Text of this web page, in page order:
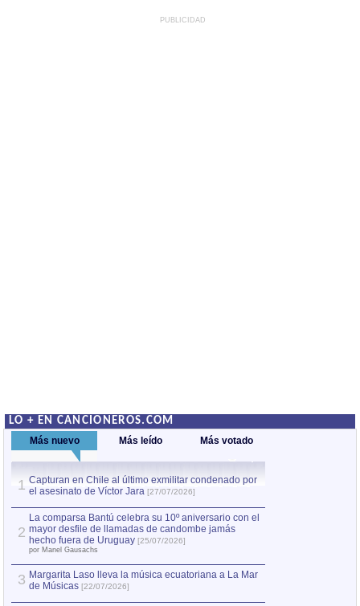
PUBLICIDAD
LO + EN CANCIONEROS.COM
Más nuevo Más leído Más votado
1 Capturan en Chile al último exmilitar condenado por
el asesinato de Víctor Jara [27/07/2026]
2
La comparsa Bantú celebra su 10º aniversario con el
mayor desfile de llamadas de candombe jamás
hecho fuera de Uruguay [25/07/2026]
por Manel Gausachs
3 Margarita Laso lleva la música ecuatoriana a La Mar
de Músicas [22/07/2026]